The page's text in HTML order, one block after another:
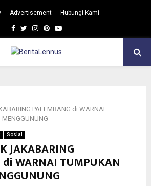
Advertisement Hubungi Kami
Facebook
TwitterInstagram
Pinterest
Youtube
PALEMBANG di WARNAI
Sosial
JAKABARING
di WARNAI TUMPUKAN